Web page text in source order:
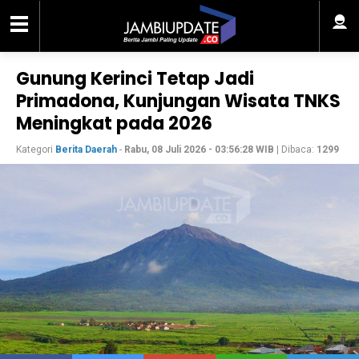
Gunung Kerinci Tetap Jadi
Primadona, Kunjungan Wisata TNKS
Meningkat pada 2026
Kategori Berita Daerah - Rabu, 08 Juli 2026 - 03:56:28 WIB | Dibaca: 1299